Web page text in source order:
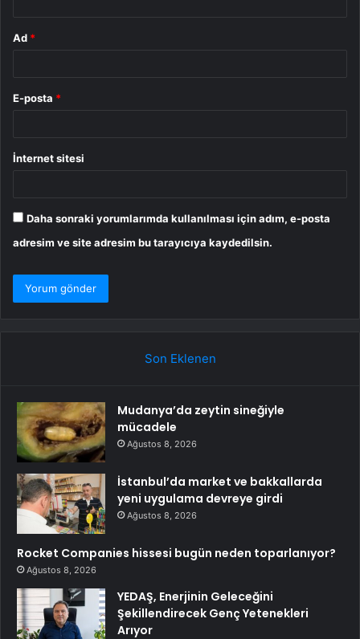
Ad *
E-posta *
İnternet sitesi
Daha sonraki yorumlarımda kullanılması için adım, e-posta
adresim ve site adresim bu tarayıcıya kaydedilsin.
Son Eklenen
Mudanya’da zeytin sineğiyle
mücadele
Ağustos 8, 2026
İstanbul’da market ve bakkallarda
yeni uygulama devreye girdi
Ağustos 8, 2026
Rocket Companies hissesi bugün neden toparlanıyor?
Ağustos 8, 2026
YEDAŞ, Enerjinin Geleceğini
Şekillendirecek Genç Yetenekleri
Arıyor